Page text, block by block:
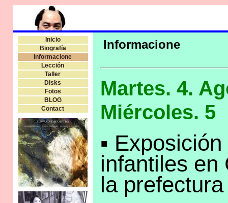
Inicio
Biografía
Informacione
Lección
Taller
Disks
Fotos
BLOG
Contact
Informacione
Martes. 4.
Miércoles. 5
▪
infantiles en
la